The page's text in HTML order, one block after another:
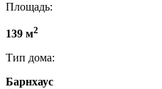
Площадь:
139 м2
Тип дома:
Барнхаус